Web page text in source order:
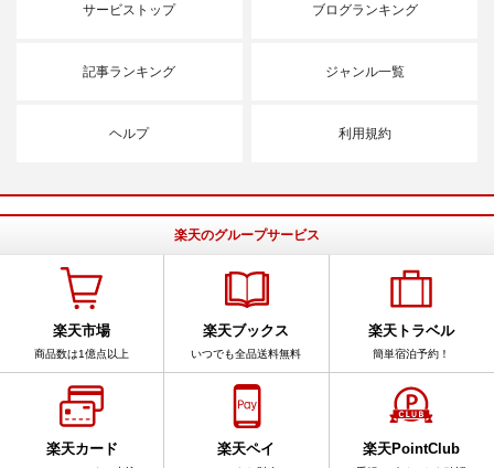
サービストップ ブログランキング
記事ランキング ジャンル一覧
ヘルプ 利用規約
楽天のグループサービス
楽天市場
商品数は1億点以上
楽天ブックス
いつでも全品送料無料
楽天トラベル
簡単宿泊予約！
楽天カード 楽天ペイ 楽天PointClub